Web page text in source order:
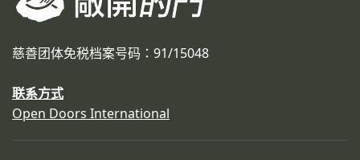
慈善团体免税档案号码：91/15048
联系方式
Open Doors International